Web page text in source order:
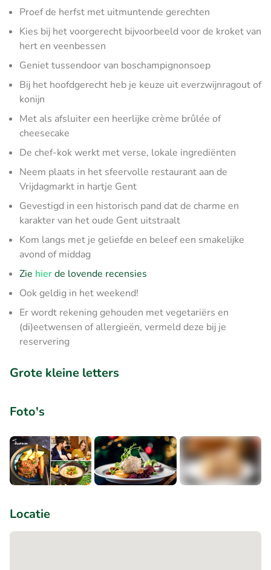
Proef de herfst met uitmuntende gerechten
Kies bij het voorgerecht bijvoorbeeld voor de kroket van
hert en veenbessen
Geniet tussendoor van boschampignonsoep
Bij het hoofdgerecht heb je keuze uit everzwijnragout of
konijn
Met als afsluiter een heerlijke crème brûlée of
cheesecake
De chef-kok werkt met verse, lokale ingrediënten
Neem plaats in het sfeervolle restaurant aan de
Vrijdagmarkt in hartje Gent
Gevestigd in een historisch pand dat de charme en
karakter van het oude Gent uitstraalt
Kom langs met je geliefde en beleef een smakelijke
avond of middag
Zie hierde lovende recensies
Ook geldig in het weekend!
Er wordt rekening gehouden met vegetariërs en
(di)eetwensen of allergieën, vermeld deze bij je
reservering
Grote kleine letters
Foto's
Locatie